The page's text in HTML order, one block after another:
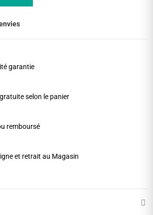
garantie
selon le panier
remboursé
et retrait au Magasin